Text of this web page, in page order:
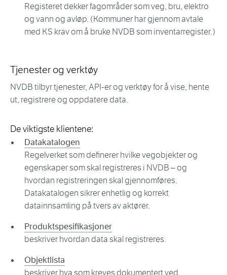
Registeret dekker fagområder som veg, bru, elektro
og vann og avløp. (Kommuner har gjennom avtale
med KS krav om å bruke NVDB som inventarregister.)
Tjenester og verktøy
NVDB tilbyr tjenester, API-er og verktøy for å vise, hente
ut, registrere og oppdatere data.
De viktigste klientene:
Datakatalogen
Regelverket som definerer hvilke vegobjekter og
egenskaper som skal registreres i NVDB – og
hvordan registreringen skal gjennomføres.
Datakatalogen sikrer enhetlig og korrekt
datainnsamling på tvers av aktører.
Produktspesifikasjoner
beskriver hvordan data skal registreres.
Objektlista
beskriver hva som kreves dokumentert ved